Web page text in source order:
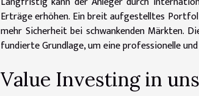
Erträge erhöhen. Ein breit aufgestelltes
mehr Sicherheit bei schwankenden Märkten.
fundierte Grundlage, um eine professionelle
Value Investing in